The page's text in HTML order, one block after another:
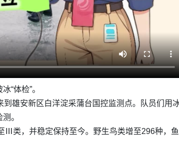
“体检”。
雄安新区白洋淀采蒲台国控监测点。队员们用
。
Ⅲ类，并稳定保持至今。野生鸟类增至296种，